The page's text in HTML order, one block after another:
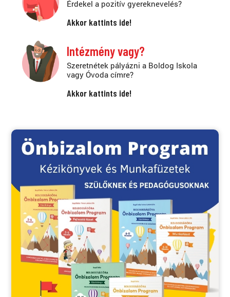
Érdekel a pozitív gyereknevelés?
Akkor kattints ide!
Intézmény vagy?
Szeretnétek pályázni a Boldog Iskola
vagy Óvoda címre?
Akkor kattints ide!